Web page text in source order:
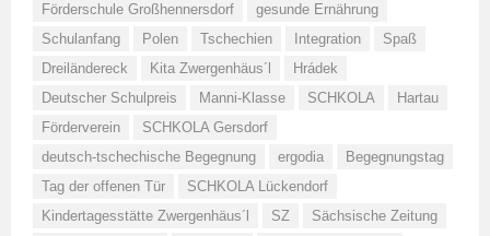
Förderschule Großhennersdorf
gesunde Ernährung
Schulanfang
Polen Tschechien Integration
Spaß
Dreiländereck
Kita Zwergenhäus´l
Hrádek
Deutscher Schulpreis
Manni-Klasse SCHKOLA
Hartau
Förderverein
SCHKOLA Gersdorf
deutsch-tschechische Begegnung
ergodia
Begegnungstag
Tag der offenen Tür
SCHKOLA Lückendorf
Kindertagesstätte Zwergenhäus´l
SZ
Sächsische Zeitung